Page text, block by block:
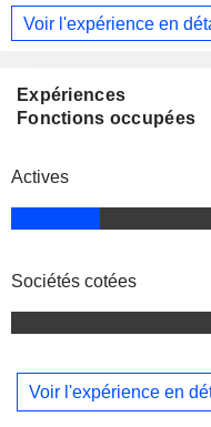
Voir l'expérience en
Expériences
Fonctions occupées
Actives
Sociétés cotées
Voir l'expérience en